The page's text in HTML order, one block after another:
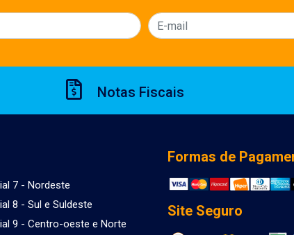
Notas Fiscais
7 - Nordeste
8 - Sul e Suldeste
9 - Centro-oeste e Norte
Formas de
Site Seguro